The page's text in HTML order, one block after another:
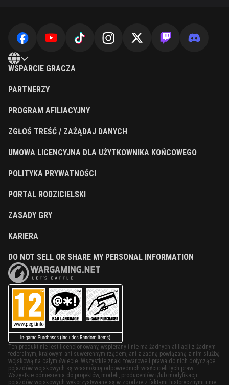
WSPARCIE GRACZA
PARTNERZY
PROGRAM AFILIACYJNY
ZGŁOŚ TREŚĆ / ZAŻĄDAJ DANYCH
UMOWA LICENCYJNA DLA UŻYTKOWNIKA KOŃCOWEGO
POLITYKA PRYWATNOŚCI
PORTAL RODZICIELSKI
ZASADY GRY
KARIERA
DO NOT SELL OR SHARE MY PERSONAL INFORMATION
Ten produkt nie jest licencjonowany, wspierany i nie ma żadnych afiliacji z żadnym
federalnym, krajowym ani suwerennym rządem, ani z żadną powiązaną z nim służbą
wojskową na całym świecie. Wszystkie znaki towarowe i prawa do nich dotyczące
pojazdów wojskowych są własnością odpowiednich właścicieli tych praw.
Wszystkie odniesienia do projektów, modeli, producentów i/lub modyfikacji
pojazdów wojskowych wykorzystywane są w zgodzie z faktami historycznymi i nie